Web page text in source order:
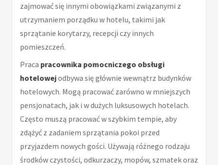
zajmować się innymi obowiązkami związanymi z
utrzymaniem porządku w hotelu, takimi jak
sprzątanie korytarzy, recepcji czy innych
pomieszczeń.
Praca pracownika pomocniczego obsługi
hotelowejodbywa się głównie wewnątrz budynków
hotelowych. Mogą pracować zarówno w mniejszych
pensjonatach, jak i w dużych luksusowych hotelach.
Często muszą pracować w szybkim tempie, aby
zdążyć z zadaniem sprzątania pokoi przed
przyjazdem nowych gości. Używają różnego rodzaju
środków czystości, odkurzaczy, mopów, szmatek oraz